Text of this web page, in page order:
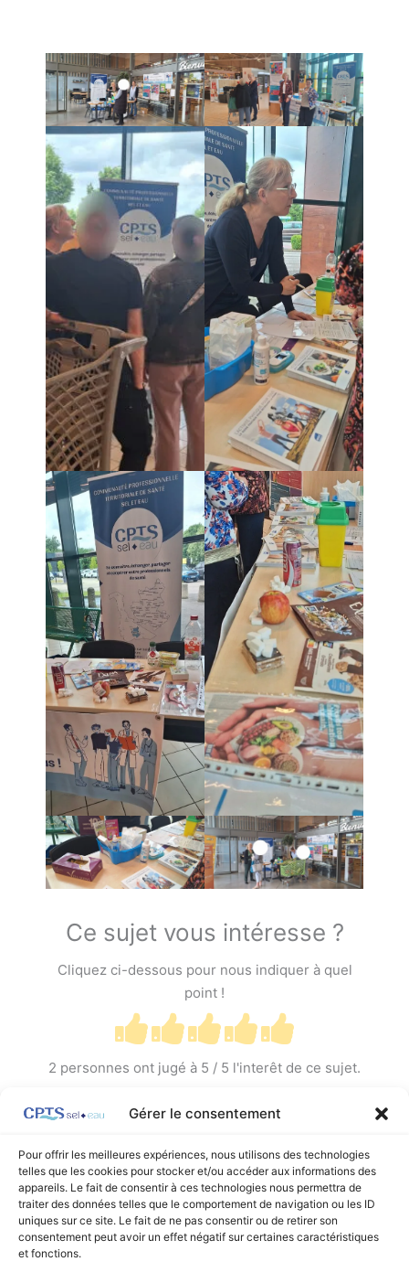
Gérer le consentement
Pour offrir les meilleures expériences, nous utilisons des technologies
telles que les cookies pour stocker et/ou accéder aux informations des
appareils. Le fait de consentir à ces technologies nous permettra de
traiter des données telles que le comportement de navigation ou les ID
uniques sur ce site. Le fait de ne pas consentir ou de retirer son
consentement peut avoir un effet négatif sur certaines caractéristiques
et fonctions.
Ce sujet vous intéresse ?
Cliquez ci-dessous pour nous indiquer à quel
point !
2 personnes ont jugé à 5 / 5 l'interêt de ce sujet.
Article précédent Article suivant